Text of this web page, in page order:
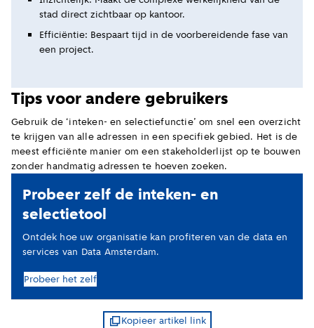
stad direct zichtbaar op kantoor.
Efficiëntie: Bespaart tijd in de voorbereidende fase van
een project.
Tips voor andere gebruikers
Gebruik de ‘inteken- en selectiefunctie’ om snel een overzicht
te krijgen van alle adressen in een specifiek gebied. Het is de
meest efficiënte manier om een stakeholderlijst op te bouwen
zonder handmatig adressen te hoeven zoeken.
Probeer zelf de inteken- en
selectietool
Ontdek hoe uw organisatie kan profiteren van de data en
services van Data Amsterdam.
Probeer het zelf
Kopieer artikel link